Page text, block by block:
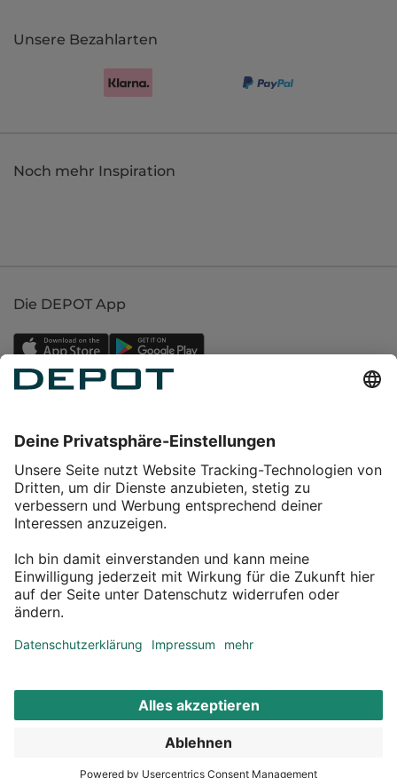
Unsere Bezahlarten
Noch mehr Inspiration
Die DEPOT App
Service
Über DEPOT
Kontakt
Aktionsbedingungen